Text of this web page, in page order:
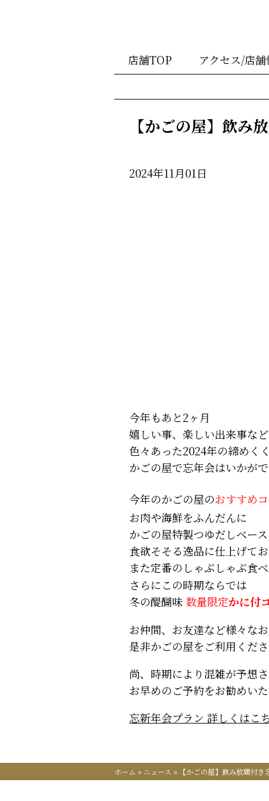
店舗TOP アクセス/店舗
【かごの屋】飲み
2024年11月01日
今年もあと2ヶ月
嬉しい事、楽しい出来事など
色々あった2024年の締めく
かごの屋で忘年会はいかが
今年のかごの屋のおすすめ
お肉や海鮮をふんだんに
かごの屋特製つゆだしベー
食欲そそる逸品に仕上げてお
また定番のしゃぶしゃぶ食
さらにこの時期ならでは
冬の醍醐味 数量限定かに付
お仲間、お友達など様々な
是非かごの屋をご利用くださ
尚、時期により混雑が予想
お早めのご予約をお勧めいた
忘新年会プラン 詳しくはこ
ホーム » ニュース » 【かごの屋】飲み放題付き